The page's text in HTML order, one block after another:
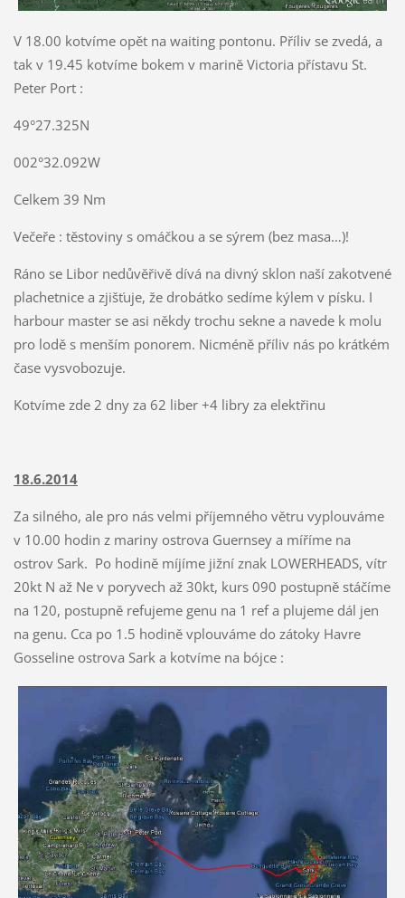
V 18.00 kotvíme opět na waiting pontonu. Příliv se zvedá, a
tak v 19.45 kotvíme bokem v marině Victoria přístavu St.
Peter Port :
49°27.325N
002°32.092W
Celkem 39 Nm
Večeře : těstoviny s omáčkou a se sýrem (bez masa…)!
Ráno se Libor nedůvěřivě dívá na divný sklon naší zakotvené
plachetnice a zjišťuje, že drobátko sedíme kýlem v písku. I
harbour master se asi někdy trochu sekne a navede k molu
pro lodě s menším ponorem. Nicméně příliv nás po krátkém
čase vysvobozuje.
Kotvíme zde 2 dny za 62 liber +4 libry za elektřinu
18.6.2014
Za silného, ale pro nás velmi příjemného větru vyplouváme
v 10.00 hodin z mariny ostrova Guernsey a míříme na
ostrov Sark. Po hodině míjíme jižní znak LOWERHEADS, vítr
20kt N až Ne v poryvech až 30kt, kurs 090 postupně stáčíme
na 120, postupně refujeme genu na 1 ref a plujeme dál jen
na genu. Cca po 1.5 hodině vplouváme do zátoky Havre
Gosseline ostrova Sark a kotvíme na bójce :